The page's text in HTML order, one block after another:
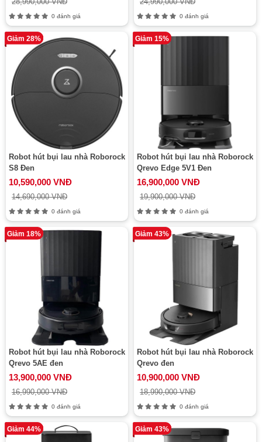
0 đánh giá 0 đánh giá
Giảm 28%
Robot hút bụi lau nhà Roborock
S8 Đen
10,590,000 VNĐ
14,690,000 VNĐ
0 đánh giá
Giảm 15%
Robot hút bụi lau nhà Roborock
Qrevo Edge 5V1 Đen
16,900,000 VNĐ
19,900,000 VNĐ
0 đánh giá
Giảm 18%
Robot hút bụi lau nhà Roborock
Qrevo 5AE đen
13,900,000 VNĐ
16,990,000 VNĐ
0 đánh giá
Giảm 43%
Robot hút bụi lau nhà Roborock
Qrevo đen
10,900,000 VNĐ
18,990,000 VNĐ
0 đánh giá
Giảm 44% Giảm 43%